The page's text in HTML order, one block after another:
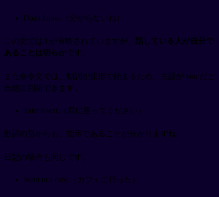
Don't know.（分からないね）
この文では I が省略されていますが、 話している人が自分で
あることは明らかです。
また命令文では、動詞が原形で始まるため、主語が you だと
自然に判断できます。
Take a seat.（席に座ってください）
動詞の形からも、指示であることが分かりますね。
日記の場合も同じです。
Went to a cafe.（カフェに行った）